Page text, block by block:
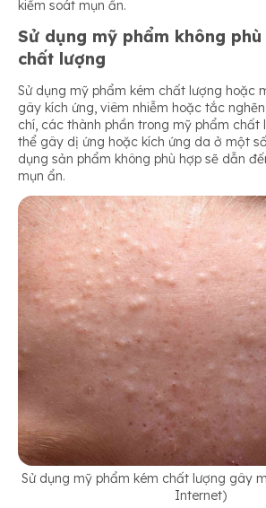
kiểm soát mụn ẩn.
Sử dụng mỹ phẩm không phù
chất lượng
Sử dụng mỹ phẩm kém chất lượng hoặc
gây kích ứng, viêm nhiễm hoặc tắc
chí, các thành phần trong mỹ phẩm chất
thể gây dị ứng hoặc kích ứng da ở một
dụng sản phẩm không phù hợp sẽ dẫn
mụn ẩn.
Sử dụng mỹ phẩm kém chất lượng gây
Internet)